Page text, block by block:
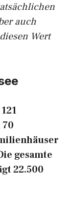
auch
Wert
gesamte
22.500